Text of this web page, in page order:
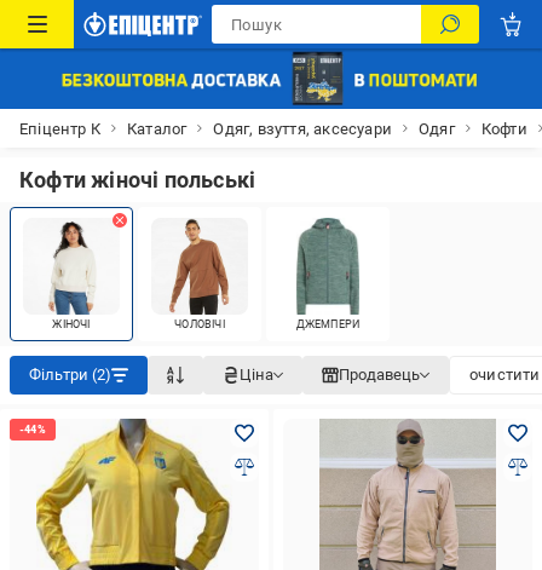
Епіцентр К Каталог Одяг, взуття, аксесуари Одяг Кофти
Кофти жіночі польські
ЖІНОЧІ ЧОЛОВІЧІ ДЖЕМПЕРИ
Фільтри (2) Ціна Продавець очистити